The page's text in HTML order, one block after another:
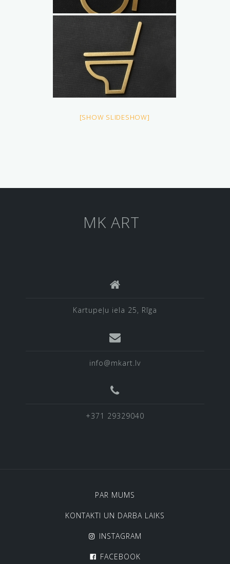
[SHOW SLIDESHOW]
MK ART
Kartupeļu iela 25, Rīga
info@mkart.lv
+371 29329040
PAR MUMS
KONTAKTI UN DARBA LAIKS
INSTAGRAM
FACEBOOK